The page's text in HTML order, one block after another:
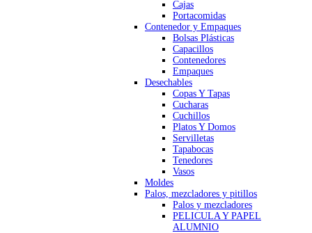
Cajas
Portacomidas
Contenedor y Empaques
Bolsas Plásticas
Capacillos
Contenedores
Empaques
Desechables
Copas Y Tapas
Cucharas
Cuchillos
Platos Y Domos
Servilletas
Tapabocas
Tenedores
Vasos
Moldes
Palos, mezcladores y pitillos
Palos y mezcladores
PELICULA Y PAPEL
ALUMNIO